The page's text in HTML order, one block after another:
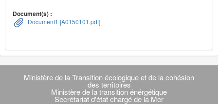
Document(s) :
Document1 [A0150101.pdf]
Navigation
transverse
Ministère de la Transition écologique et de la cohésion
des territoires
Ministère de la transition énérgétique
Secrétariat d'état chargé de la Mer